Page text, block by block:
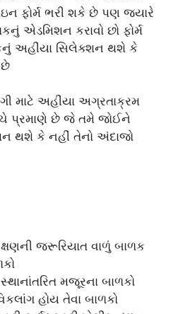
ફોર્મ ભરી શકે છે પણ જ્યારે
એડમિશન કરાવો છો ફોર્મ
અહીંયા સિલેક્શન થશે કે
માટે અહીંયા અગ્રતાક્રમ
પ્રમાણે છે જે તમે જોઈને
થશે કે નહીં તેનો અંદાજો
જરૂરિયાત વાળું બાળક
મજૂરના બાળકો
હોય તેવા બાળકો